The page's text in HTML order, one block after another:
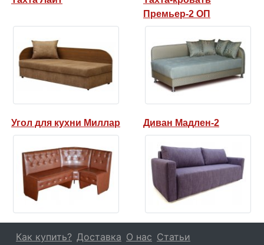
Премьер-2 ОП
Угол для кухни Миллар Диван Мадлен-2
Как купить? Доставка О нас Статьи